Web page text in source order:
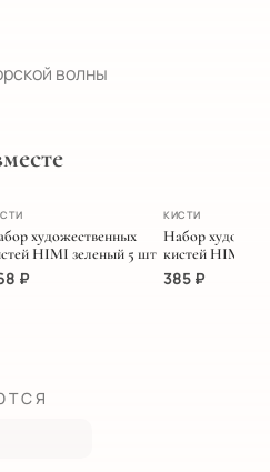
волны
художественных
HIMI зеленый 5 шт
₽
КИСТИ
Набор
кистей HIMI
385 ₽